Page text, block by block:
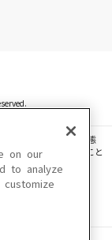
音声等を、手段や形態
ファイル化などすること
あります。
ります。
on our
to analyze